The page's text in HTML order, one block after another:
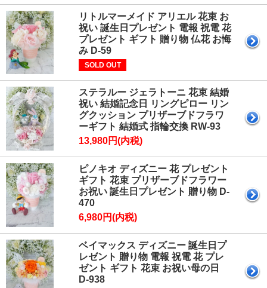
リトルマーメイド アリエル 花束 お
祝い 誕生日プレゼント 電報 祝電 花
プレゼント ギフト 贈り物 仏花 お悔
み D-59
SOLD OUT
ステラルー ジェラトーニ 花束 結婚
祝い 結婚記念日 リングピロー リン
グクッション プリザーブドフラワ
ーギフト 結婚式 指輪交換 RW-93
13,980円(内税)
ピノキオ ディズニー 花 プレゼント
ギフト 花束 プリザーブドフラワー
お祝い 誕生日プレゼント 贈り物 D-
470
6,980円(内税)
ベイマックス ディズニー 誕生日プ
レゼント 贈り物 電報 祝電 花 プレ
ゼント ギフト 花束 お祝い母の日
D-938